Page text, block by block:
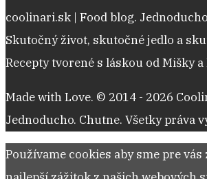
coolinari.sk | Food blog.
Skutočný život, skutočné jedlo a
Recepty tvorené s láskou od Mišky a
Made with Love. © 2014 - 2026
Jednoducho. Chutne. Všetky práva
Používame cookies aby sme pre